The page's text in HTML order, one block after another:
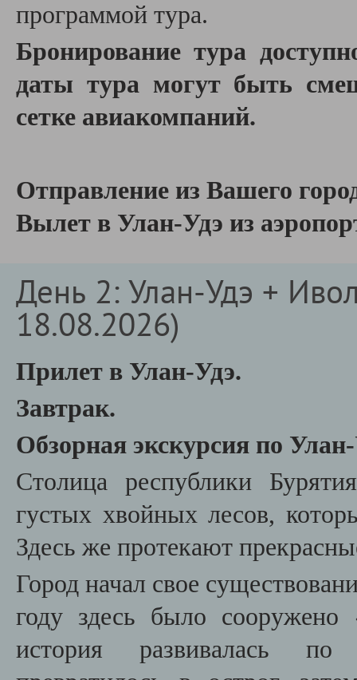
программой тура.
Бронирование тура
даты тура могут быть
сетке авиакомпаний.
Отправление из Вашего
Вылет в Улан-Удэ из
День 2: Улан-Удэ +
18.08.2026)
Прилет в Улан-Удэ.
Завтрак.
Обзорная экскурсия по
Столица республики
густых хвойных лесов,
Здесь же протекают
Город начал свое
году здесь было сооружено
история развивалась по